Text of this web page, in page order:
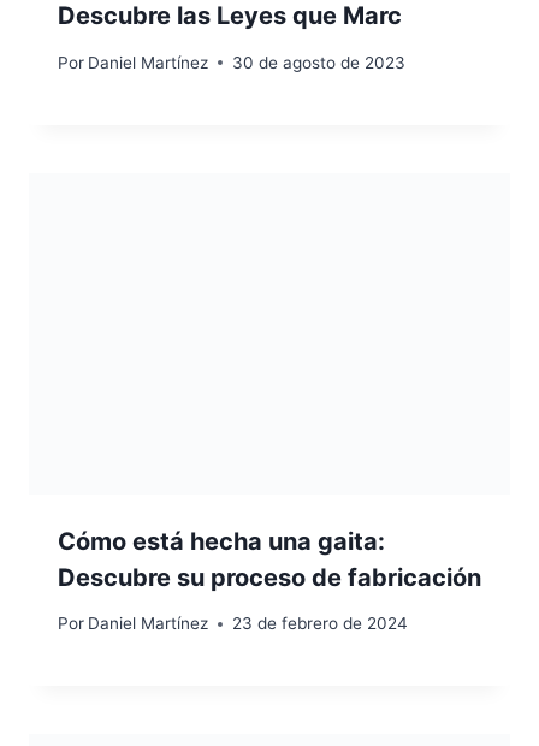
Descubre las Leyes que Marc
Por Daniel Martínez 30 de agosto de 2023
Cómo está hecha una gaita:
Descubre su proceso de fabricación
Por Daniel Martínez 23 de febrero de 2024